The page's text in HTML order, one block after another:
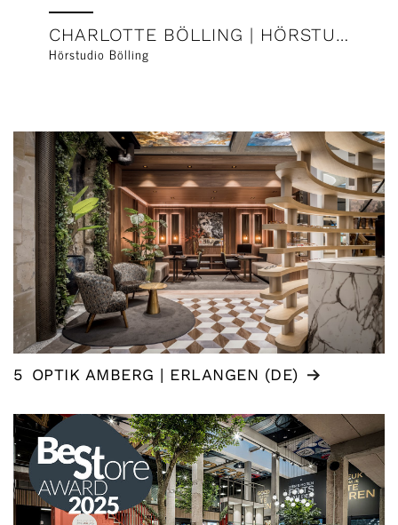
CHARLOTTE BÖLLING | HÖRSTUDIO BÖLLING
Hörstudio Bölling
5 OPTIK AMBERG | ERLANGEN (DE)